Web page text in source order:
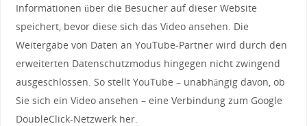
Informationen über die Besucher auf dieser Website
speichert, bevor diese sich das Video ansehen. Die
Weitergabe von Daten an YouTube-Partner wird durch den
erweiterten Datenschutzmodus hingegen nicht zwingend
ausgeschlossen. So stellt YouTube – unabhängig davon, ob
Sie sich ein Video ansehen – eine Verbindung zum Google
DoubleClick-Netzwerk her.